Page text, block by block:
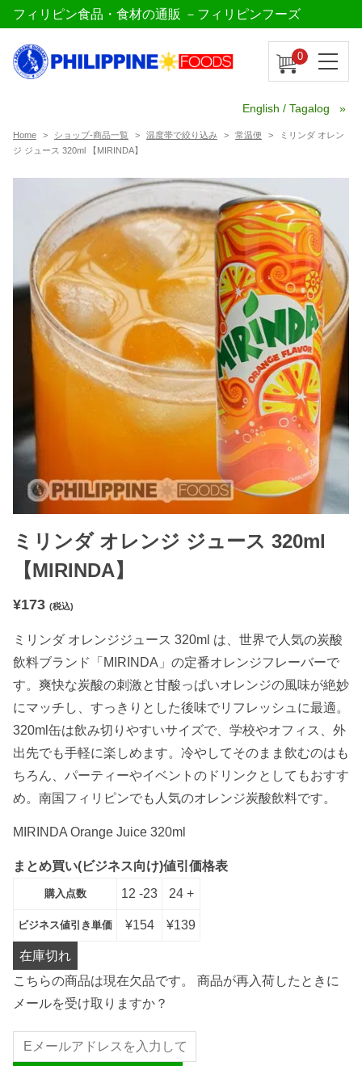
フィリピン食品・食材の通販 －フィリピンフーズ
0
English / Tagalog
Home ショップ-商品一覧 温度帯で絞り込み 常温便
ミリンダ オレン
ジ ジュース 320ml 【MIRINDA】
ミリンダ オレンジ ジュース 320ml
【MIRINDA】
¥173 (税込)
ミリンダ オレンジジュース 320ml は、世界で人気の炭酸
飲料ブランド「MIRINDA」の定番オレンジフレーバーで
す。爽快な炭酸の刺激と甘酸っぱいオレンジの風味が絶妙
にマッチし、すっきりとした後味でリフレッシュに最適。
320ml缶は飲み切りやすいサイズで、学校やオフィス、外
出先でも手軽に楽しめます。冷やしてそのまま飲むのはも
ちろん、パーティーやイベントのドリンクとしてもおすす
め。南国フィリピンでも人気のオレンジ炭酸飲料です。
MIRINDA Orange Juice 320ml
まとめ買い(ビジネス向け)値引価格表
購入点数 12 -23 24 +
ビジネス値引き単価 ¥154 ¥139
在庫切れ
こちらの商品は現在欠品です。 商品が再入荷したときに
メールを受け取りますか？